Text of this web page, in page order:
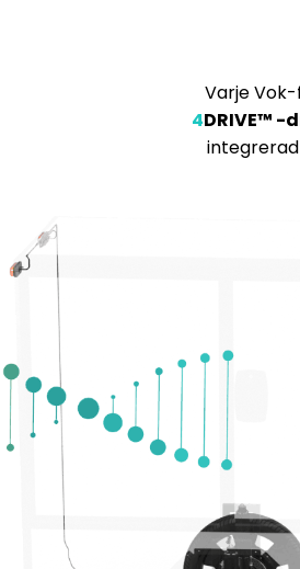
Varje
4DRIVE™ -